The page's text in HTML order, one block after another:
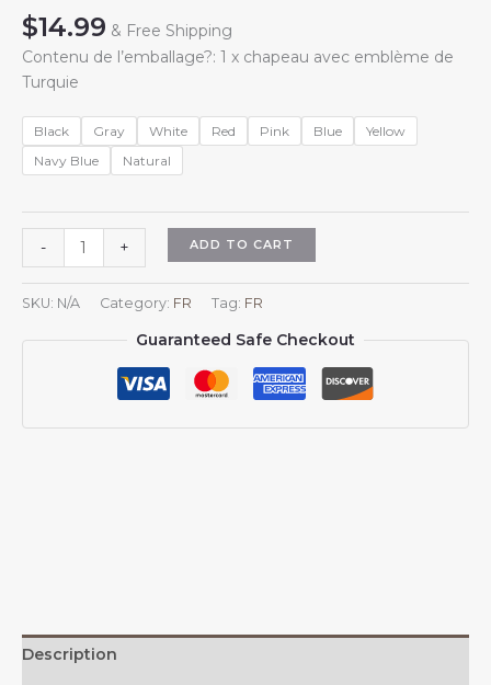
$14.99 & Free Shipping
Contenu de l’emballage?: 1 x chapeau avec emblème de
Turquie
Black Gray White Red Pink Blue
Yellow
Navy Blue
Natural
-
Casquette
de
baseball
ajustable
style
quantity
+ ADD TO CART
SKU: N/A Category: FR Tag: FR
Guaranteed Safe Checkout
Description